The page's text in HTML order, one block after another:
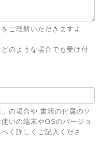
ご理解いただきますよ
のような場合でも受け付
の場合や 書籍の付属のソ
いの端末やOSのバージョ
く詳しくご記入くださ